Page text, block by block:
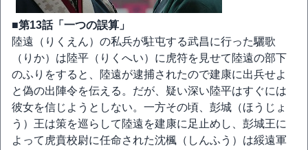
■第13話「一つの誤算」
陸遠（りくえん）の私兵が駐屯する武昌に行った驪歌
（りか）は陸平（りくへい）に虎符を見せて陸遠の部下
のふりをすると、陸遠が逮捕されたので建康に出兵せよ
と偽の出陣令を伝える。だが、疑い深い陸平はすぐには
彼女を信じようとしない。一方その頃、彭城（ほうじょ
う）王は策を巡らして陸遠を建康に足止めし、彭城王に
よって虎賁校尉に任命された沈楓（しんふう）は綏遠軍